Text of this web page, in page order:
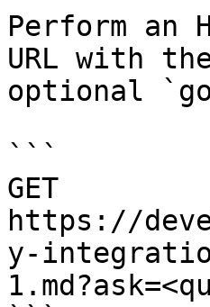
Perform an
URL with
optional
```
GET
https://
y-